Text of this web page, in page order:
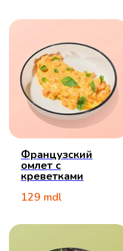
Французский
омлет с
креветками
129 mdl